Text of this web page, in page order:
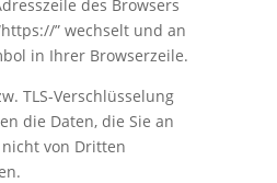
des Browsers
” wechselt und an
in Ihrer Browserzeile.
TLS-Verschlüsselung
die Daten, die Sie an
von Dritten